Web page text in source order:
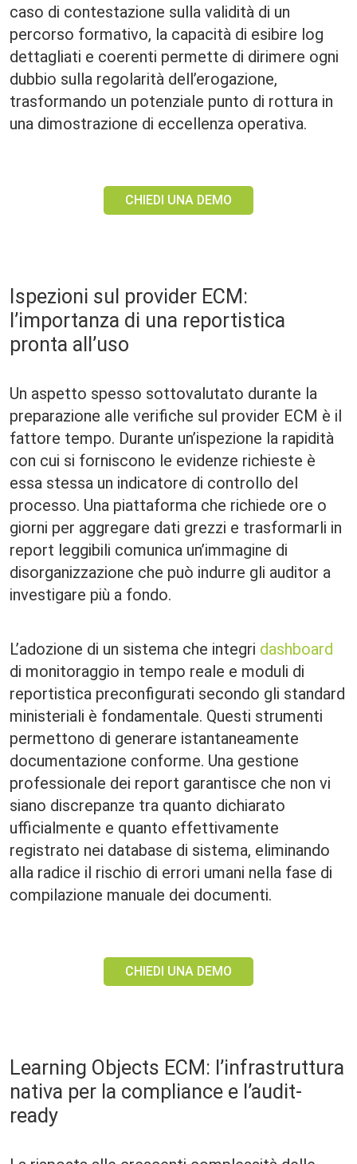
caso di contestazione sulla validità di un
percorso formativo, la capacità di esibire log
dettagliati e coerenti permette di dirimere ogni
dubbio sulla regolarità dell’erogazione,
trasformando un potenziale punto di rottura in
una dimostrazione di eccellenza operativa.
CHIEDI UNA DEMO
Ispezioni sul provider ECM:
l’importanza di una reportistica
pronta all’uso
Un aspetto spesso sottovalutato durante la
preparazione alle verifiche sul provider ECM è il
fattore tempo. Durante un’ispezione la rapidità
con cui si forniscono le evidenze richieste è
essa stessa un indicatore di controllo del
processo. Una piattaforma che richiede ore o
giorni per aggregare dati grezzi e trasformarli in
report leggibili comunica un’immagine di
disorganizzazione che può indurre gli auditor a
investigare più a fondo.
L’adozione di un sistema che integri dashboard
di monitoraggio in tempo reale e moduli di
reportistica preconfigurati secondo gli standard
ministeriali è fondamentale. Questi strumenti
permettono di generare istantaneamente
documentazione conforme. Una gestione
professionale dei report garantisce che non vi
siano discrepanze tra quanto dichiarato
ufficialmente e quanto effettivamente
registrato nei database di sistema, eliminando
alla radice il rischio di errori umani nella fase di
compilazione manuale dei documenti.
CHIEDI UNA DEMO
Learning Objects ECM: l’infrastruttura
nativa per la compliance e l’audit-
ready